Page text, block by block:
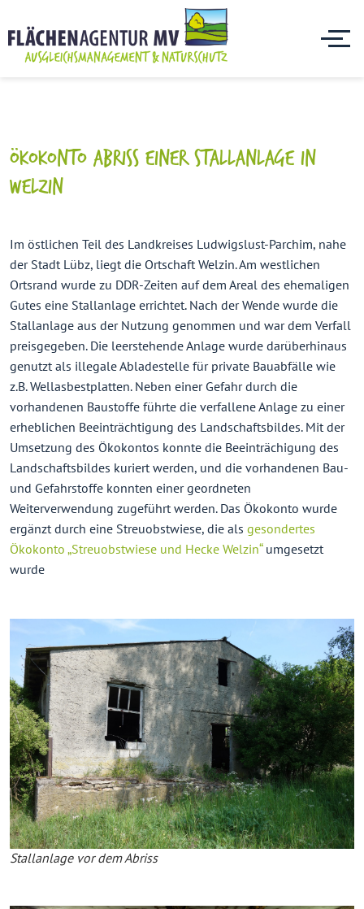
ÖKOKONTO ABRISS EINER STALLANLAGE IN
WELZIN
Im östlichen Teil des Landkreises Ludwigslust-Parchim, nahe
der Stadt Lübz, liegt die Ortschaft Welzin. Am westlichen
Ortsrand wurde zu DDR-Zeiten auf dem Areal des ehemaligen
Gutes eine Stallanlage errichtet. Nach der Wende wurde die
Stallanlage aus der Nutzung genommen und war dem Verfall
preisgegeben. Die leerstehende Anlage wurde darüberhinaus
genutzt als illegale Abladestelle für private Bauabfälle wie
z.B. Wellasbestplatten. Neben einer Gefahr durch die
vorhandenen Baustoffe führte die verfallene Anlage zu einer
erheblichen Beeinträchtigung des Landschaftsbildes. Mit der
Umsetzung des Ökokontos konnte die Beeinträchigung des
Landschaftsbildes kuriert werden, und die vorhandenen Bau-
und Gefahrstoffe konnten einer geordneten
Weiterverwendung zugeführt werden. Das Ökokonto wurde
ergänzt durch eine Streuobstwiese, die als gesondertes
Ökokonto „Streuobstwiese und Hecke Welzin“umgesetzt
wurde
Stallanlage vor dem Abriss